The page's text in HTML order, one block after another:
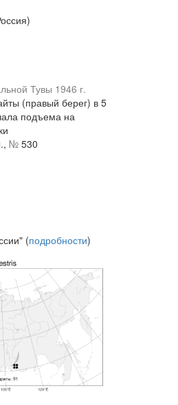
Тувы 1946 г.
(правый берег) в 5
подъема на
№ 530
(подробности)